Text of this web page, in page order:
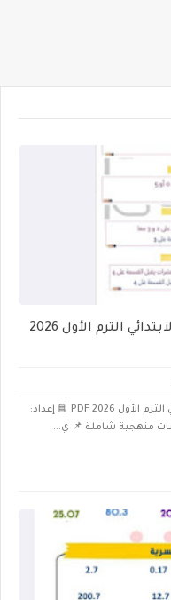
مذكرة الرياضيات للصف السادس الابتدائي الترم الأول 2026
🧮 مذكرة الرياضيات للصف السادس الابتدائي الترم الأول 2026 PDF 📘 إعداد:
منهجية شاملة 📌 ي...